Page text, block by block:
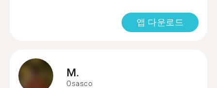
앱 다운로드
M.
Osasco